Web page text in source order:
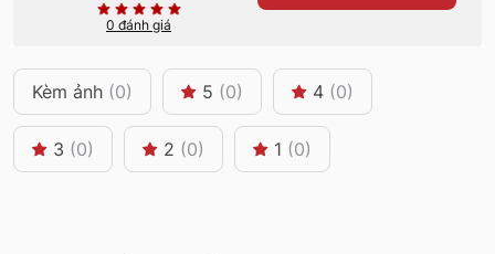
0 đánh giá
Kèm ảnh (0) 5 (0) 4 (0)
3 (0) 2 (0) 1 (0)